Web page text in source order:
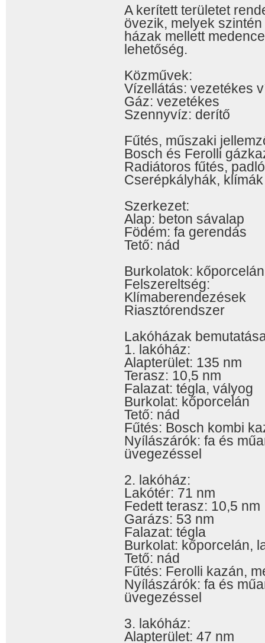
A kerített területet
övezik, melyek
házak mellett
lehetőség.
Közművek:
Vízellátás: vezetékes
Gáz: vezetékes
Szennyvíz: derítő
Fűtés, műszaki
Bosch és Ferolli
Radiátoros fűtés,
Cserépkályhák, klímák
Szerkezet:
Alap: beton sávalap
Födém: fa gerendás
Tető: nád
Burkolatok:
Felszereltség:
Klímaberendezések
Riasztórendszer
Lakóházak
1. lakóház:
Alapterület: 135 nm
Terasz: 10,5 nm
Falazat: tégla, vályog
Burkolat: kőporcelán
Tető: nád
Fűtés: Bosch kombi
Nyílászárók: fa és
üvegezéssel
2. lakóház:
Lakótér: 71 nm
Fedett terasz: 10,5 nm
Garázs: 53 nm
Falazat: tégla
Burkolat: kőporcelán,
Tető: nád
Fűtés: Ferolli kazán,
Nyílászárók: fa és
üvegezéssel
3. lakóház:
Alapterület: 47 nm